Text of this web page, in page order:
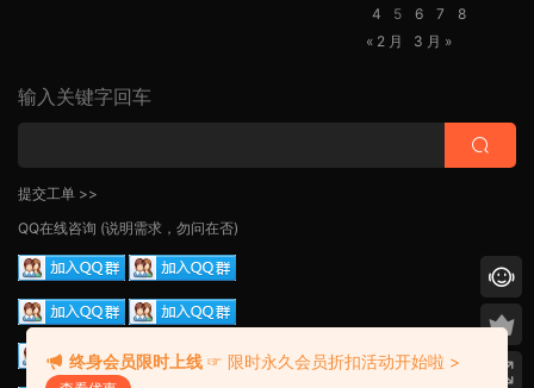
4
5
6
7
8
« 2 月
3 月 »
输入关键字回车
提交工单 >>
QQ在线咨询 (说明需求，勿问在否)
终身会员限时上线 ☞ 限时永久会员折扣活动开始啦 >